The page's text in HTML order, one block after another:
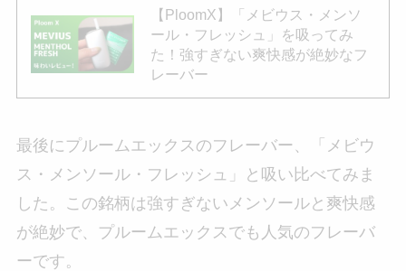
【PloomX】「メビウス・メンソ
ール・フレッシュ」を吸ってみ
た！強すぎない爽快感が絶妙なフ
レーバー
最後にプルームエックスのフレーバー、「メビウ
ス・メンソール・フレッシュ」と吸い比べてみま
した。この銘柄は強すぎないメンソールと爽快感
が絶妙で、プルームエックスでも人気のフレーバ
ーです。